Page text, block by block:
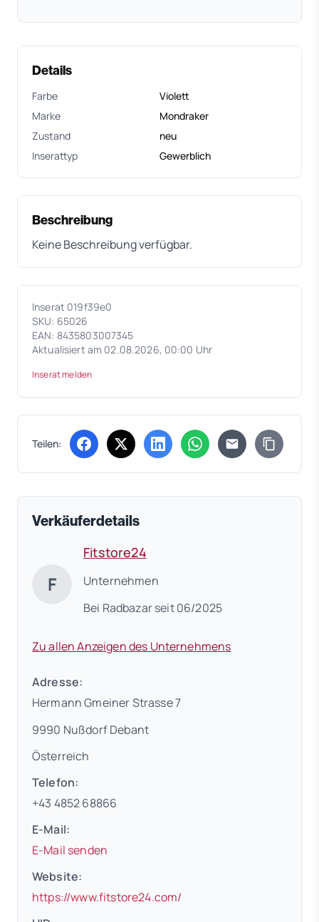
Details
Farbe
Violett
Marke
Mondraker
Zustand
neu
Inserattyp
Gewerblich
Beschreibung
Keine Beschreibung verfügbar.
Inserat 019f39e0
SKU: 65026
EAN: 8435803007345
Aktualisiert am 02.08.2026, 00:00 Uhr
Inserat melden
Teilen: (öffnet in neuem Tab)
(öffnet in neuem Tab)
(öffnet in neuem Tab)
(öffnet in neuem Tab)
Verkäuferdetails
F
Fitstore24
Unternehmen
Bei Radbazar seit 06/2025
Zu allen Anzeigen des Unternehmens
Adresse:
Hermann Gmeiner Strasse 7
9990 Nußdorf Debant
Österreich
Telefon:
+43 4852 68866
E-Mail:
E-Mail senden
Website:
https://www.fitstore24.com/